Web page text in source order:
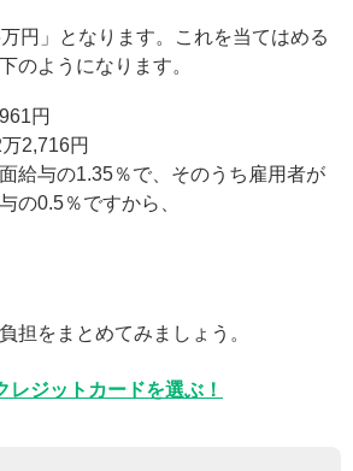
円」となります。これを当てはめる
のようになります。
円
2,716円
給与の1.35％で、そのうち雇用者が
の0.5％ですから、
担をまとめてみましょう。
ジットカードを選ぶ！